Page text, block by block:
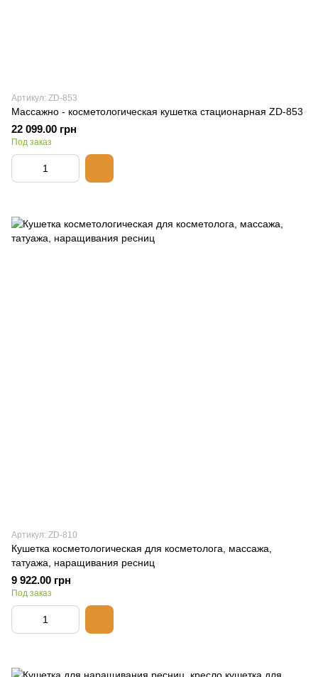
Артикул: ZD-853
Массажно - косметологическая кушетка стационарная ZD-853
22 099.00 грн
Под заказ
Артикул: ZD-810
Кушетка косметологическая для косметолога, массажа,
татуажа, наращивания ресниц
9 922.00 грн
Под заказ